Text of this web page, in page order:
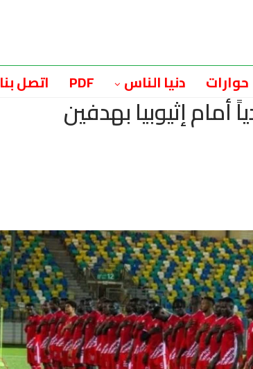
حوارات دنيا الناس PDF اتصل بنا
أمام إثيوبيا بهدفين